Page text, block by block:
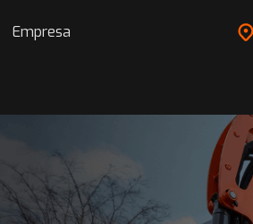
Empresa